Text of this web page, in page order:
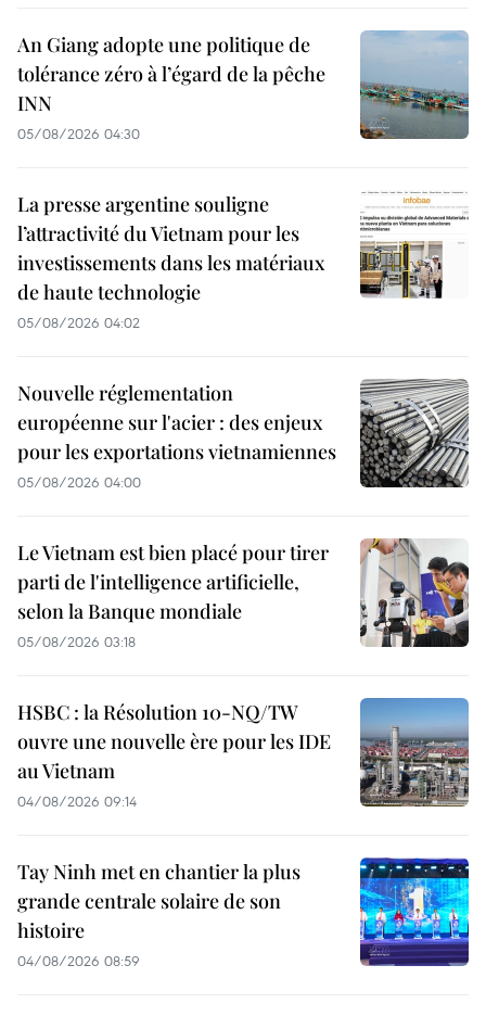
An Giang adopte une politique de
tolérance zéro à l’égard de la pêche
INN
05/08/2026 04:30
La presse argentine souligne
l’attractivité du Vietnam pour les
investissements dans les matériaux
de haute technologie
05/08/2026 04:02
Nouvelle réglementation
européenne sur l'acier : des enjeux
pour les exportations vietnamiennes
05/08/2026 04:00
Le Vietnam est bien placé pour tirer
parti de l'intelligence artificielle,
selon la Banque mondiale
05/08/2026 03:18
HSBC : la Résolution 10-NQ/TW
ouvre une nouvelle ère pour les IDE
au Vietnam
04/08/2026 09:14
Tay Ninh met en chantier la plus
grande centrale solaire de son
histoire
04/08/2026 08:59